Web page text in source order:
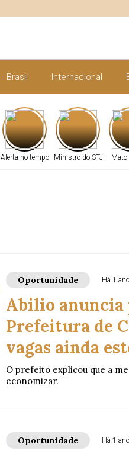
Brasil Internacional
Alerta no tempo Ministro do STJ Mato
Oportunidade Há 1 ano
Abilio anuncia
Prefeitura de
vagas ainda
O prefeito explicou que a
economizar.
Oportunidade Há 1 ano